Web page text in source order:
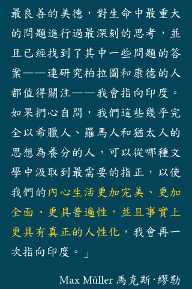
最良善的美德，對生命中最重大
的問題進行過最深刻的思考，並
且已經找到了其中一些問題的答
案——連研究柏拉圖和康德的人
都值得關注——我會指向印度。
如果捫心自問，我們這些幾乎完
全以希臘人、羅馬人和猶太人的
思想為養分的人，可以從哪種文
學中汲取到最需要的指正，以使
我們的 內心生活更加完美、更加
全面、更具普遍性，並且事實上
更具有真正的人性化 ，我會再一
次指向印度。」
Max Müller 馬克斯·繆勒